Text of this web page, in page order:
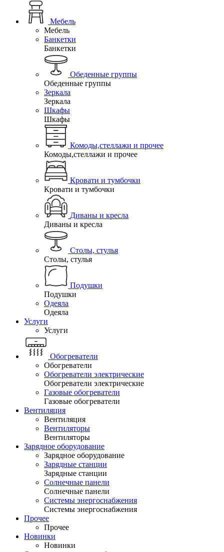
Мебель
Мебель
Банкетки
Банкетки
Обеденные группы
Обеденные группы
Зеркала
Зеркала
Шкафы
Шкафы
Комоды,стеллажи и прочее
Комоды,стеллажи и прочее
Кровати и тумбочки
Кровати и тумбочки
Диваны и кресла
Диваны и кресла
Столы, стулья
Столы, стулья
Подушки
Подушки
Одеяла
Одеяла
Услуги
Услуги
Обогреватели
Обогреватели
Обогреватели электрические
Обогреватели электрические
Газовые обогреватели
Газовые обогреватели
Вентиляция
Вентиляция
Вентиляторы
Вентиляторы
Зарядное оборудование
Зарядное оборудование
Зарядные станции
Зарядные станции
Солнечные панели
Солнечные панели
Системы энергоснабжения
Системы энергоснабжения
Прочее
Прочее
Новинки
Новинки